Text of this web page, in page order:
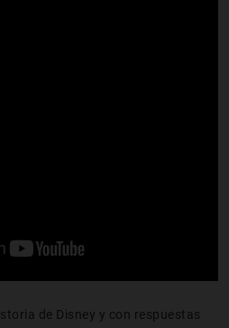
de Disney y con respuestas